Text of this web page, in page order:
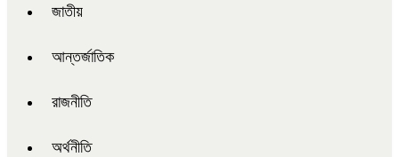
জাতীয়
আন্তর্জাতিক
রাজনীতি
অর্থনীতি